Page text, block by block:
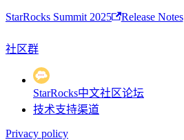
StarRocks Summit 2025 Release Notes
社区群
StarRocks中文社区论坛
技术支持渠道
Privacy policy